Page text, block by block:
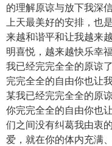
的理解原谅与放下我深
上天最美好的安排，也
来越和谐平和让我越来
明喜悦，越来越快乐幸
我已经完完全全的原谅
完完全全的自由你也让
某我已经完完全全的原
你完完全全的自由你也
们之间没有纠葛我由衷
爱，就在你的体内充满